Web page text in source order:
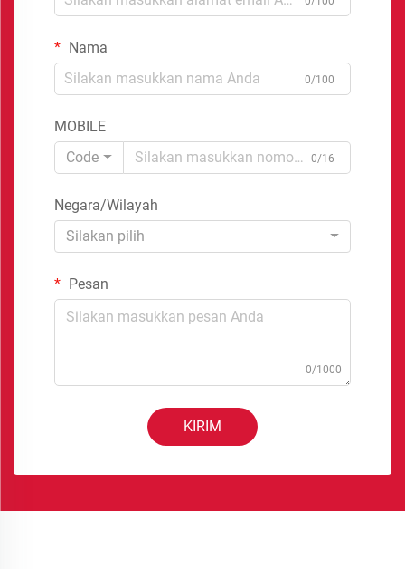
Nama
0/100
MOBILE
Code
0/16
Negara/Wilayah
Silakan pilih
Pesan
0/1000
KIRIM